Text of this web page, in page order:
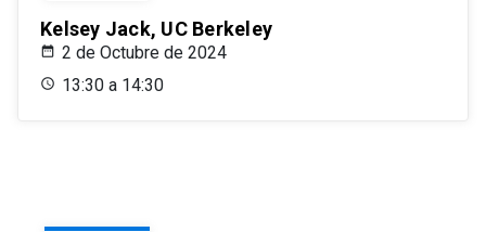
Kelsey Jack, UC Berkeley
2 de Octubre de 2024
13:30 a 14:30